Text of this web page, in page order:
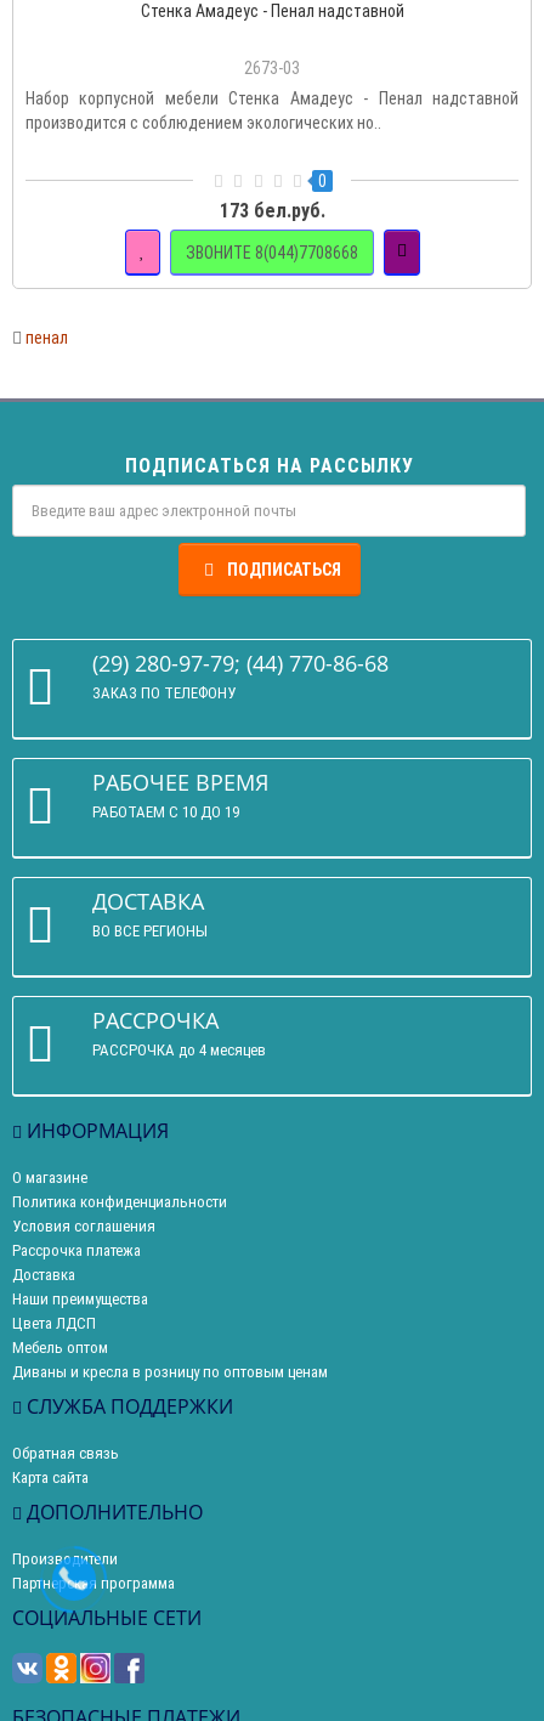
Стенка Амадеус - Пенал надставной
2673-03
Набор корпусной мебели Стенка Амадеус - Пенал надставной
производится с соблюдением экологических но..
0
173 бел.руб.
ЗВОНИТЕ 8(044)7708668
пенал
ПОДПИСАТЬСЯ НА РАССЫЛКУ
ПОДПИСАТЬСЯ
(29) 280-97-79; (44) 770-86-68
ЗАКАЗ ПО ТЕЛЕФОНУ
РАБОЧЕЕ ВРЕМЯ
РАБОТАЕМ С 10 ДО 19
ДОСТАВКА
ВО ВСЕ РЕГИОНЫ
РАССРОЧКА
РАССРОЧКА до 4 месяцев
ИНФОРМАЦИЯ
О магазине
Политика конфиденциальности
Условия соглашения
Рассрочка платежа
Доставка
Наши преимущества
Цвета ЛДСП
Мебель оптом
Диваны и кресла в розницу по оптовым ценам
СЛУЖБА ПОДДЕРЖКИ
Обратная связь
Карта сайта
ДОПОЛНИТЕЛЬНО
Производители
Партнерская программа
СОЦИАЛЬНЫЕ СЕТИ